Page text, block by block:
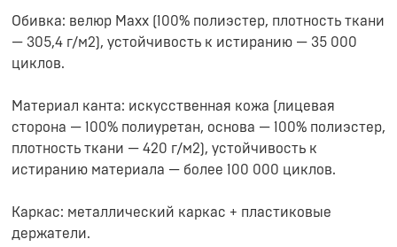
Обивка: велюр Maxx (100% полиэстер, плотность ткани
— 305,4 г/м2), устойчивость к истиранию — 35 000
циклов.
Материал канта: искусственная кожа (лицевая
сторона — 100% полиуретан, основа — 100% полиэстер,
плотность ткани — 420 г/м2), устойчивость к
истиранию материала — более 100 000 циклов.
Каркас: металлический каркас + пластиковые
держатели.